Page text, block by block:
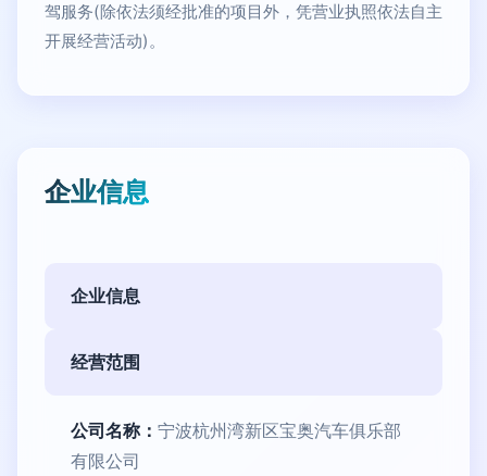
驾服务(除依法须经批准的项目外，凭营业执照依法自主
开展经营活动)。
企业信息
企业信息
经营范围
公司名称： 宁波杭州湾新区宝奥汽车俱乐部
有限公司